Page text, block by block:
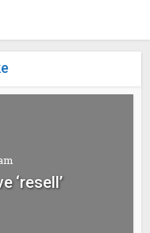
‘resell’